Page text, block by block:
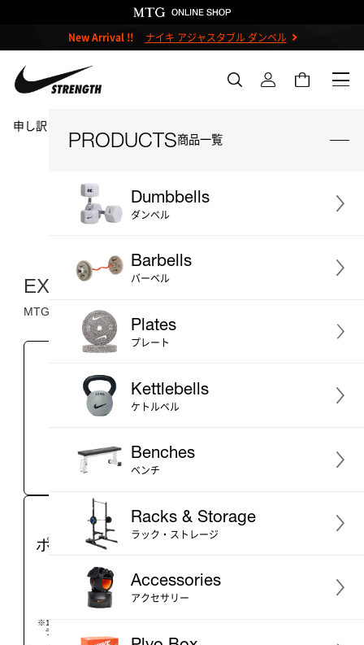
New Arrival !! ナイキ アジャスタブル ダンベル
＃バーベル ＃プレート
＃プライオボックス
PRODUCTS商品一覧
Dumbbells
ダンベル
Barbells
バーベル
Plates
プレート
Kettlebells
ケトルベル
Benches
ベンチ
Racks & Storage
ラック・ストレージ
Accessories
アクセサリー
申し訳ございません。この商品には詳細情報がありません。
MTG ONLINESHOP ホームへ
EXCLUSIVE REWARDS
MTG公式オンラインショップ限定特典
1~2営業日
以内の発送
※土日祝日は商品の発送を
商品のご購入で
ポイントが 貯まる
※100円（税込）につき1ポイント、
ランクアップで還元率アップ
LINE ID連携で総額
6,500